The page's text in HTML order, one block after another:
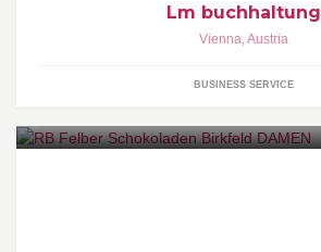
Lm buchhaltung
Vienna,Austria
BUSINESS SERVICE